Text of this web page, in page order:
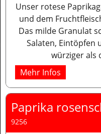
Unser rotese
und dem
Das milde Granulat
Salaten, Eintöpfen
würziger als
Mehr Infos
Paprika
9256